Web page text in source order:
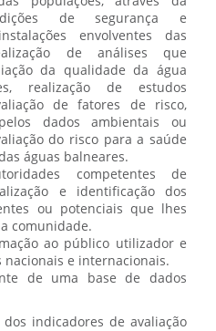
de segurança e
envolventes das
de análises que
da qualidade da água
realização de estudos
de fatores de risco,
dados ambientais ou
do risco para a saúde
águas balneares.
competentes de
e identificação dos
ou potenciais que lhes
comunidade.
ao público utilizador e
e internacionais.
de uma base de dados
indicadores de avaliação